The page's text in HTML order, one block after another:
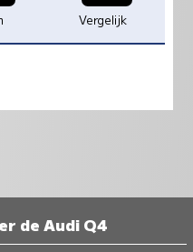
Vergelijk
de Audi Q4